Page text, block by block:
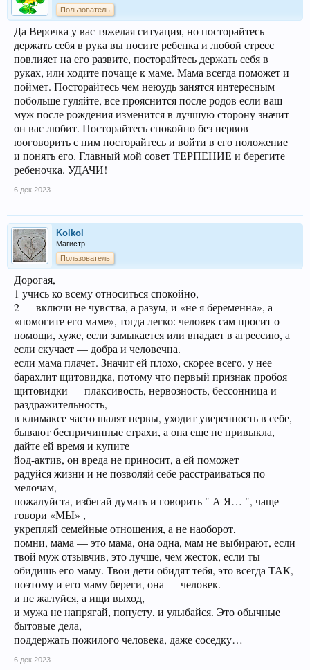
Пользователь
Да Верочка у вас тяжелая ситуация, но посторайтесь
держать себя в рука вы носите ребенка и любой стресс
повлияет на его развите, посторайтесь держать себя в
руках, или ходите почаще к маме. Мама всегда поможет и
поймет. Посторайтесь чем неюудь занятся интересным
побольше гуляйте, все прояснится после родов если ваш
муж после рождения изменится в лучшую сторону значит
он вас любит. Посторайтесь спокойно без нервов
юоговорить с ним посторайтесь и войти в его положение
и понять его. Главный мой совет ТЕРПЕНИЕ и берегите
ребеночка. УДАЧИ!
6 дек 2023
Kolkol
Магистр
Пользователь
Дорогая,
1 учись ко всему относиться спокойно,
2 — включи не чувства, а разум, и «не я беременна», а
«помогите его маме», тогда легко: человек сам просит о
помощи, хуже, если замыкается или впадает в агрессию, а
если скучает — добра и человечна.
если мама плачет. Значит ей плохо, скорее всего, у нее
барахлит щитовидка, потому что первый признак пробоя
щитовидки — плаксивость, нервозность, бессонница и
раздражительность,
в климаксе часто шалят нервы, уходит уверенность в себе,
бывают беспричинные страхи, а она еще не привыкла,
дайте ей время и купите
йод-актив, он вреда не приносит, а ей поможет
радуйся жизни и не позволяй себе расстраиваться по
мелочам,
пожалуйста, избегай думать и говорить " А Я… ", чаще
говори «МЫ» ,
укрепляй семейные отношения, а не наоборот,
помни, мама — это мама, она одна, мам не выбирают, если
твой муж отзывчив, это лучше, чем жесток, если ты
обидишь его маму. Твои дети обидят тебя, это всегда ТАК,
поэтому и его маму береги, она — человек.
и не жалуйся, а ищи выход,
и мужа не напрягай, попусту, и улыбайся. Это обычные
бытовые дела,
поддержать пожилого человека, даже соседку…
6 дек 2023